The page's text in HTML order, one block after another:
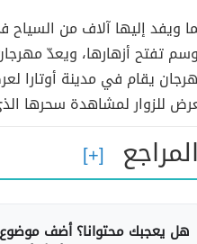
ويفد إليها آلاف من
تفتح أزهارها، ويعدّ
يقام في مدينة أوتارا
للزوار لمشاهدة سحرها
المراجع
هل يعجبك محتوانا؟ أضف